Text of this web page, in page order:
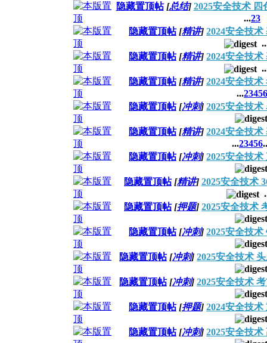
隐藏置顶帖 [总结] 2025安全技术
...23
隐藏置顶帖 [精讲] 2024安全技
隐藏置顶帖 [精讲] 2024安全技
隐藏置顶帖 [精讲] 2024安全技
...23456
隐藏置顶帖 [冲刺] 2025安全技
隐藏置顶帖 [精讲] 2024安全技
...23456..
隐藏置顶帖 [冲刺] 2025安全技
隐藏置顶帖 [精讲] 2025安全技术
隐藏置顶帖 [押题] 2025安全技术
隐藏置顶帖 [冲刺] 2025安全技
隐藏置顶帖 [冲刺] 2025安全技术
隐藏置顶帖 [冲刺] 2025安全技术
隐藏置顶帖 [押题] 2024安全技
隐藏置顶帖 [冲刺] 2025安全技